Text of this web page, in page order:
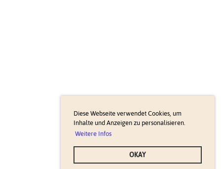
Diese Webseite verwendet Cookies, um
Inhalte und Anzeigen zu personalisieren.
Weitere Infos
OKAY